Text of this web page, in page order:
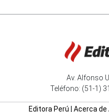
Av. Alfonso
Teléfono: (51-1)
Editora Perú Acerca de